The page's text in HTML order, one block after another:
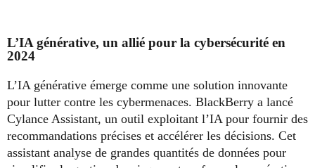
L’IA générative, un allié pour la cybersécurité en
2024
L’IA générative émerge comme une solution innovante
pour lutter contre les cybermenaces. BlackBerry a lancé
Cylance Assistant, un outil exploitant l’IA pour fournir des
recommandations précises et accélérer les décisions. Cet
assistant analyse de grandes quantités de données pour